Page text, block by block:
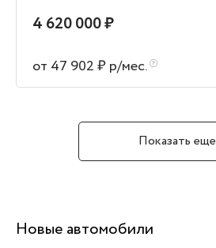
4 620 000 ₽
от 47 902 ₽ р/мес.
Показать еще
Новые автомобили